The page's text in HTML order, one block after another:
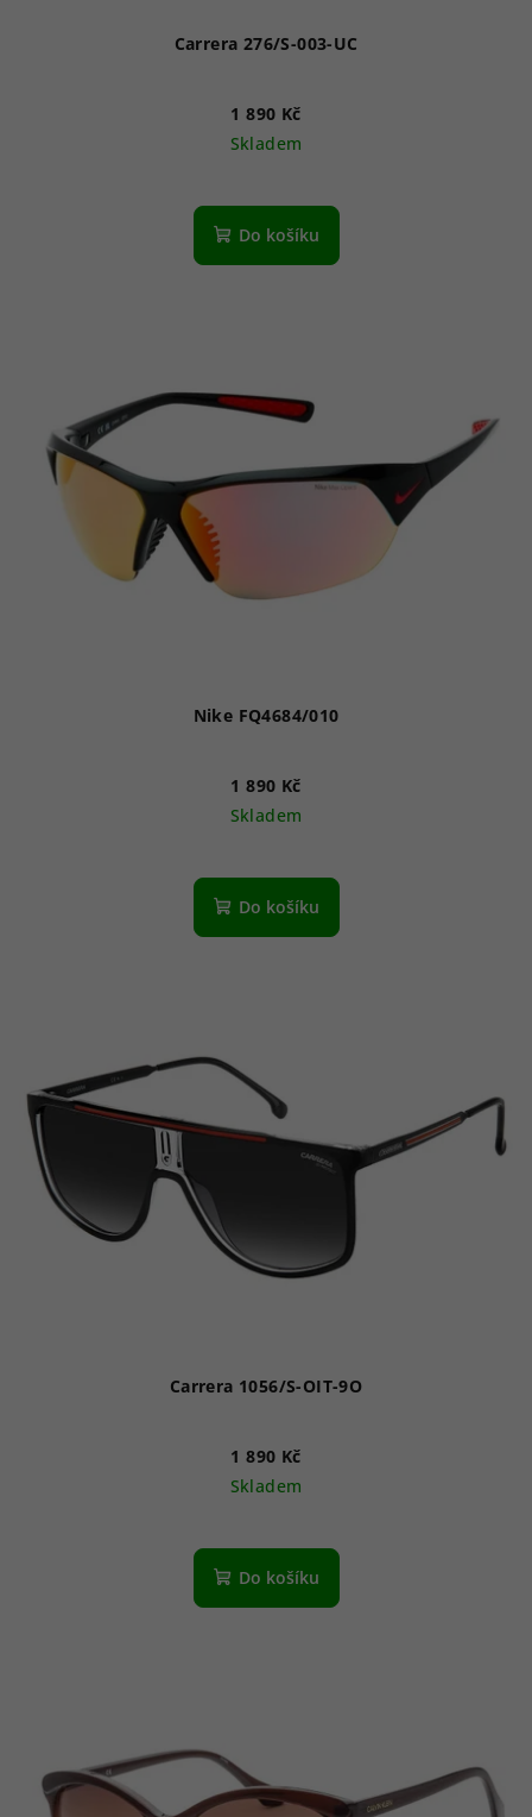
Carrera 276/S-003-UC
1 890 Kč
Skladem
Do košíku
Nike FQ4684/010
1 890 Kč
Skladem
Do košíku
Carrera 1056/S-OIT-9O
1 890 Kč
Skladem
Do košíku